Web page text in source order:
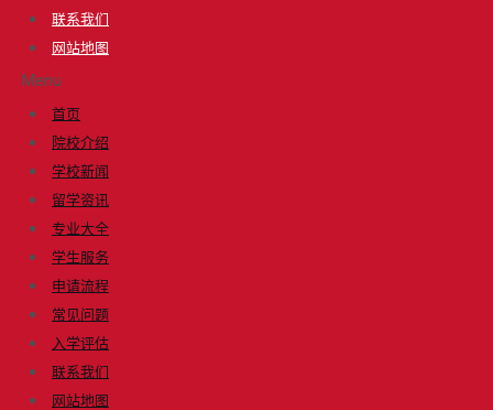
联系我们
网站地图
Menu
首页
院校介绍
学校新闻
留学资讯
专业大全
学生服务
申请流程
常见问题
入学评估
联系我们
网站地图